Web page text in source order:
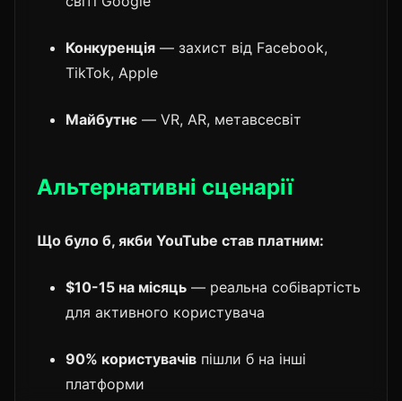
Конкуренція — захист від Facebook,
TikTok, Apple
Майбутнє — VR, AR, метавсесвіт
Альтернативні сценарії
Що було б, якби YouTube став платним:
$10-15 на місяць — реальна собівартість
для активного користувача
90% користувачів пішли б на інші
платформи